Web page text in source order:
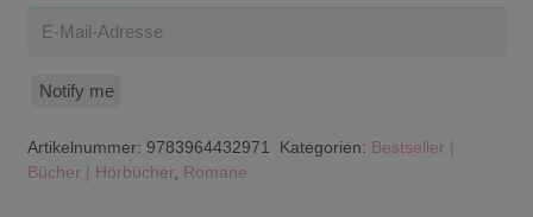
Notify me
Artikelnummer: 9783964432971 Kategorien: Bestseller |
Bücher | Hörbücher, Romane